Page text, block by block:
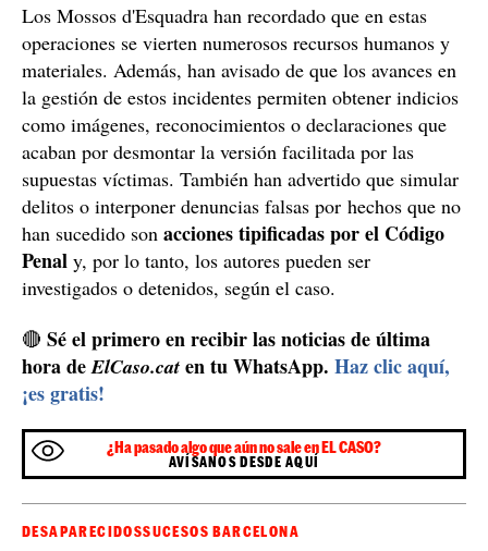
Los Mossos d'Esquadra han recordado que en estas
operaciones se vierten numerosos recursos humanos y
materiales. Además, han avisado de que los avances en
la gestión de estos incidentes permiten obtener indicios
como imágenes, reconocimientos o declaraciones que
acaban por desmontar la versión facilitada por las
supuestas víctimas. También han advertido que simular
delitos o interponer denuncias falsas por hechos que no
han sucedido son acciones tipificadas por el Código
Penal y, por lo tanto, los autores pueden ser
investigados o detenidos, según el caso.
🔴 Sé el primero en recibir las noticias de última
hora deElCaso.cat en tu WhatsApp. Haz clic aquí,
¡es gratis!
¿Ha pasado algo que aún no sale en EL CASO?
AVÍSANOS DESDE AQUÍ
DESAPARECIDOSSUCESOS BARCELONA